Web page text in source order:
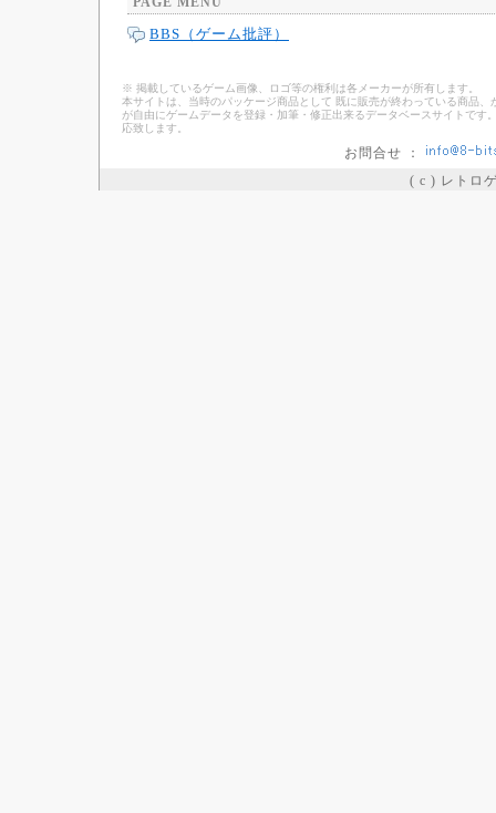
BBS（ゲーム批評）
※ 掲載しているゲーム画像、ロゴ等の権利は各メーカーが所有します。
本サイトは、当時のパッケージ商品として 既に販売が終わっている商品
が自由にゲームデータを登録・加筆・修正出来るデータベースサイトで
応致します。
お問合せ ：
( c ) レトロ